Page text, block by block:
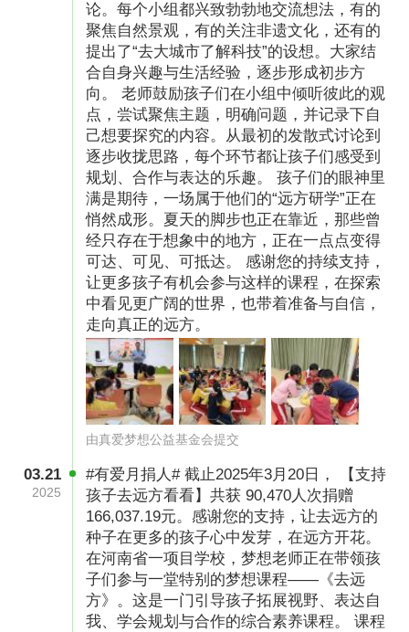
论。每个小组都兴致勃勃地交流想法，有的
聚焦自然景观，有的关注非遗文化，还有的
提出了“去大城市了解科技”的设想。大家结
合自身兴趣与生活经验，逐步形成初步方
向。 老师鼓励孩子们在小组中倾听彼此的观
点，尝试聚焦主题，明确问题，并记录下自
己想要探究的内容。从最初的发散式讨论到
逐步收拢思路，每个环节都让孩子们感受到
规划、合作与表达的乐趣。 孩子们的眼神里
满是期待，一场属于他们的“远方研学”正在
悄然成形。夏天的脚步也正在靠近，那些曾
经只存在于想象中的地方，正在一点点变得
可达、可见、可抵达。 感谢您的持续支持，
让更多孩子有机会参与这样的课程，在探索
中看见更广阔的世界，也带着准备与自信，
走向真正的远方。
由真爱梦想公益基金会提交
03.21
2025
#有爱月捐人# 截止2025年3月20日， 【支持
孩子去远方看看】共获 90,470人次捐赠
166,037.19元。感谢您的支持，让去远方的
种子在更多的孩子心中发芽，在远方开花。
在河南省一项目学校，梦想老师正在带领孩
子们参与一堂特别的梦想课程——《去远
方》。这是一门引导孩子拓展视野、表达自
我、学会规划与合作的综合素养课程。 课程